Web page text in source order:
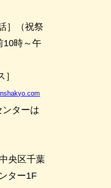
］（祝祭
10時～午
ターは
央区千葉
ター1F